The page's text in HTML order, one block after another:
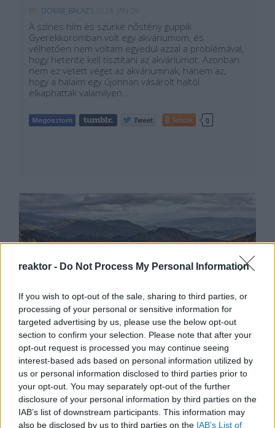
reaktor - Do Not Process My Personal Information
If you wish to opt-out of the sale, sharing to third parties, or
processing of your personal or sensitive information for
targeted advertising by us, please use the below opt-out
section to confirm your selection. Please note that after your
opt-out request is processed you may continue seeing
interest-based ads based on personal information utilized by
us or personal information disclosed to third parties prior to
your opt-out. You may separately opt-out of the further
disclosure of your personal information by third parties on the
IAB’s list of downstream participants. This information may
also be disclosed by us to third parties on the IAB’s List of
DOMBI_BALAZS
A színes hím és szürke nőstény guppik
Gyerekkoromban volt egy akváriumom, és
vélhetően nem voltam egyedül azzal a problémával,
hogy hetente kell tisztítani az akváriumot. Azonban
nem ez vetett véget az akváriumnak, hanem az,
hogy a halaim egy újonnan vásárolt haltól
elkaphattak valamilyen…
Tetszik 0
Hogyan alakult az
erdőgazdálkodás a
történelmi
Magyarországon?
BY: REAKTOR.HU2022. NOV 03.